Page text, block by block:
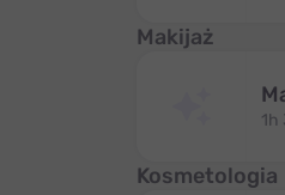
Makijaż
1h
Kosmetologia